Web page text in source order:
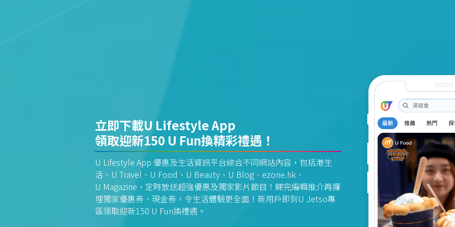
立即下載U Lifestyle App
領取迎新150 U Fun換精彩禮遇！
U Lifestyle App 優惠及生活資訊平台綜合不同網站內容，包括港生
活、U Travel、U Food、U Beauty、U Blog、ezone.hk、
U Magazine，定時放送超強優惠及獨家影片節目！睇完編輯推介再攞
埋獨家優惠券、現金券，令生活體驗更全面！新用戶即到U Jetso專
區領取迎新150 U Fun換禮遇。